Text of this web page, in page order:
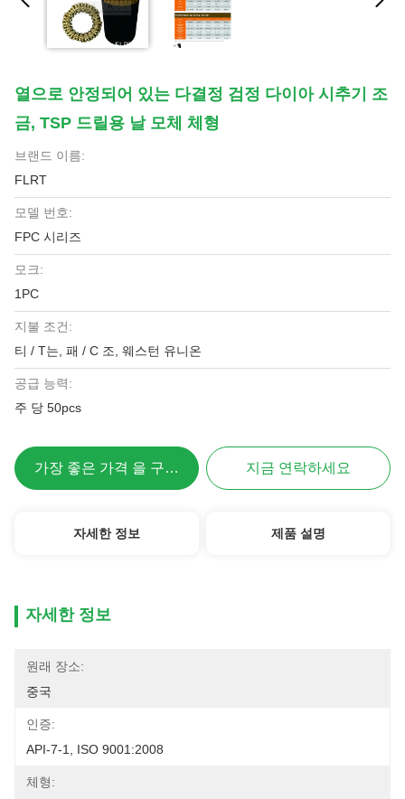
열으로 안정되어 있는 다결정 검정 다이아 시추기 조
금, TSP 드릴용 날 모체 체형
브랜드 이름:
FLRT
모델 번호:
FPC 시리즈
모크:
1PC
지불 조건:
티 / T는, 패 / C 조, 웨스턴 유니온
공급 능력:
주 당 50pcs
가장 좋은 가격 을 구하라 지금 연락하세요
자세한 정보 제품 설명
자세한 정보
원래 장소:
중국
인증:
API-7-1, ISO 9001:2008
체형: